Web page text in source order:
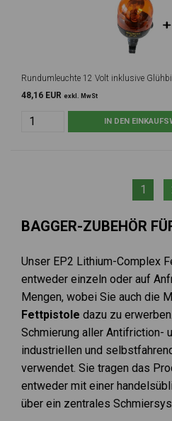
Rundumleuchte 12 Volt inklusive
48,16 EUR exkl. MwSt
1
BAGGER-ZUBEHÖR
Unser EP2 Lithium-Complex
entweder einzeln oder auf
Mengen, wobei Sie auch die
Fettpistole dazu zu
Schmierung aller Antifriction-
industriellen und
verwendet. Sie tragen das
entweder mit einer
über ein zentrales